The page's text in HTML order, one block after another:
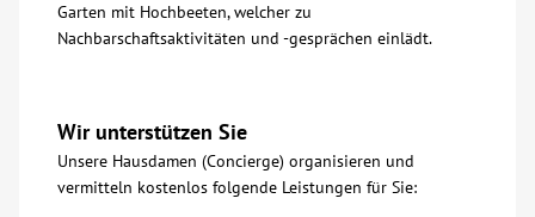
Glossar
Kontakt
Garten mit Hochbeeten, welcher zu
Nachbarschaftsaktivitäten und -gesprächen einlädt.
Wir unterstützen Sie
Unsere Hausdamen (Concierge) organisieren und
vermitteln kostenlos folgende Leistungen für Sie: